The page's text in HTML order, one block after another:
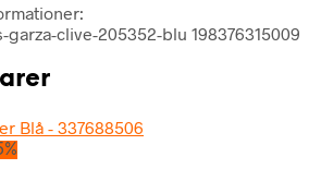
clive-205352-blu 198376315009